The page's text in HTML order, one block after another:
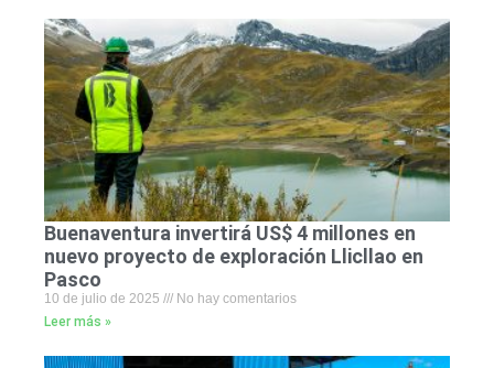
Buenaventura invertirá US$ 4 millones en
nuevo proyecto de exploración Llicllao en
Pasco
10 de julio de 2025
No hay comentarios
Leer más »